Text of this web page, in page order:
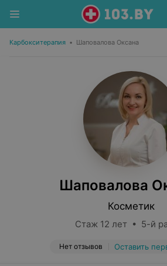
Карбокситерапия • Шаповалова Оксана
Шаповалова
Косметик
Стаж 12 лет • 5-й
Нет отзывов Оставить